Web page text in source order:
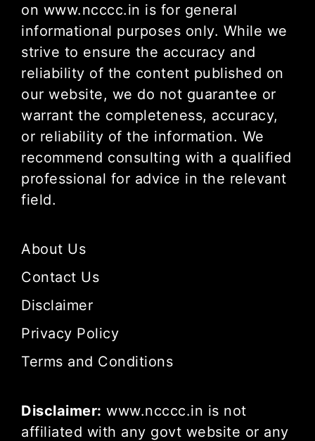
on www.ncccc.in is for general
informational purposes only. While we
strive to ensure the accuracy and
reliability of the content published on
our website, we do not guarantee or
warrant the completeness, accuracy,
or reliability of the information. We
recommend consulting with a qualified
professional for advice in the relevant
field.
About Us
Contact Us
Disclaimer
Privacy Policy
Terms and Conditions
Disclaimer: www.ncccc.in is not
affiliated with any govt website or any